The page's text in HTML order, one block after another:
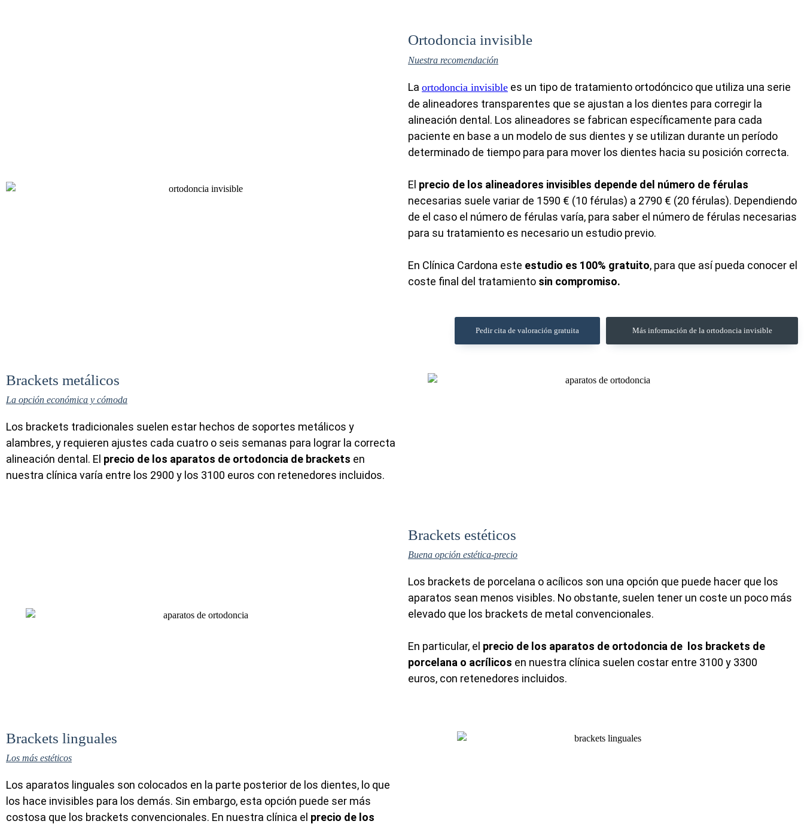
Ortodoncia invisible
Nuestra recomendación
La ortodoncia invisible es un tipo de tratamiento ortodóncico que utiliza una serie
de alineadores transparentes que se ajustan a los dientes para corregir la
alineación dental. Los alineadores se fabrican específicamente para cada
paciente en base a un modelo de sus dientes y se utilizan durante un período
determinado de tiempo para para mover los dientes hacia su posición correcta.
El precio de los alineadores invisibles depende del número de férulas
necesarias suele variar de 1590 € (10 férulas) a 2790 € (20 férulas). Dependiendo
de el caso el número de férulas varía, para saber el número de férulas necesarias
para su tratamiento es necesario un estudio previo.
En Clínica Cardona este estudio es 100% gratuito, para que así pueda conocer el
coste final del tratamiento sin compromiso.
Pedir cita de valoración gratuita Más información de la ortodoncia invisible
Brackets metálicos
La opción económica y cómoda
Los brackets tradicionales suelen estar hechos de soportes metálicos y
alambres, y requieren ajustes cada cuatro o seis semanas para lograr la correcta
alineación dental. El precio de los aparatos de ortodoncia de brackets en
nuestra clínica varía entre los 2900 y los 3100 euros con retenedores incluidos.
Brackets estéticos
Buena opción estética-precio
Los brackets de porcelana o acílicos son una opción que puede hacer que los
aparatos sean menos visibles. No obstante, suelen tener un coste un poco más
elevado que los brackets de metal convencionales.
En particular, el precio de los aparatos de ortodoncia de los brackets de
porcelana o acrílicos en nuestra clínica suelen costar entre 3100 y 3300
euros, con retenedores incluidos.
Brackets linguales
Los más estéticos
Los aparatos linguales son colocados en la parte posterior de los dientes, lo que
los hace invisibles para los demás. Sin embargo, esta opción puede ser más
costosa que los brackets convencionales. En nuestra clínica el precio de los